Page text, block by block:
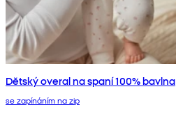
Dětský overal na spaní 100% bavlna
se zapínáním na zip